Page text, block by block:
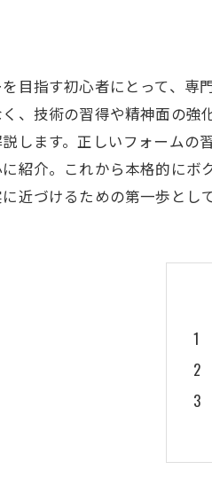
目指す初心者にとって、専
、技術の習得や精神面の強
します。正しいフォームの
紹介。これから本格的にボ
近づけるための第一歩とし